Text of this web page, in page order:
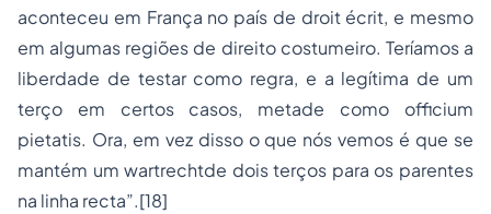
aconteceu em França no país de droit écrit, e mesmo
em algumas regiões de direito costumeiro. Teríamos a
liberdade de testar como regra, e a legítima de um
terço em certos casos, metade como officium
pietatis. Ora, em vez disso o que nós vemos é que se
mantém umwartrechtde dois terços para os parentes
na linha recta”.[18]